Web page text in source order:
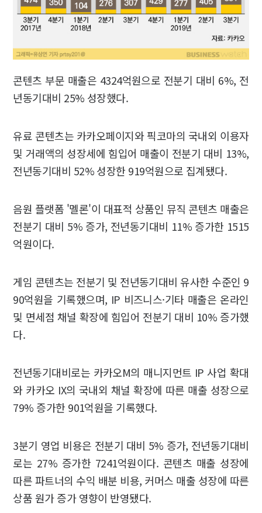
콘텐츠 부문 매출은 4324억원으로 전분기 대비 6%, 전
년동기대비 25% 성장했다.
유료 콘텐츠는 카카오페이지와 픽코마의 국내외 이용자
및 거래액의 성장세에 힘입어 매출이 전분기 대비 13%,
전년동기대비 52% 성장한 919억원으로 집계됐다.
음원 플랫폼 '멜론'이 대표적 상품인 뮤직 콘텐츠 매출은
전분기 대비 5% 증가, 전년동기대비 11% 증가한 1515
억원이다.
게임 콘텐츠는 전분기 및 전년동기대비 유사한 수준인 9
90억원을 기록했으며, IP 비즈니스·기타 매출은 온라인
및 면세점 채널 확장에 힘입어 전분기 대비 10% 증가했
다.
전년동기대비로는 카카오M의 매니지먼트 IP 사업 확대
와 카카오 IX의 국내외 채널 확장에 따른 매출 성장으로
79% 증가한 901억원을 기록했다.
3분기 영업 비용은 전분기 대비 5% 증가, 전년동기대비
로는 27% 증가한 7241억원이다. 콘텐츠 매출 성장에
따른 파트너의 수익 배분 비용, 커머스 매출 성장에 따른
상품 원가 증가 영향이 반영됐다.